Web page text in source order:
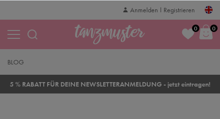
Anmelden Registrieren
0 0
BLOG
5 % RABATT FÜR DEINE NEWSLETTERANMELDUNG - jetzt eintragen!